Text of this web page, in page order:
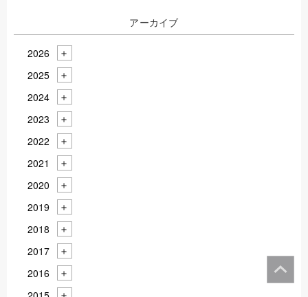
アーカイブ
2026
2025
2024
2023
2022
2021
2020
2019
2018
2017
2016